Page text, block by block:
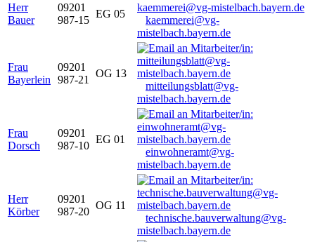
Herr
Bauer
09201
987-15
EG 05
kaemmerei@vg-
mistelbach.bayern.de
Frau
Bayerlein
09201
987-21
OG 13
mitteilungsblatt@vg-
mistelbach.bayern.de
Frau
Dorsch
09201
987-10
EG 01
einwohneramt@vg-
mistelbach.bayern.de
Herr
Körber
09201
987-20
OG 11
technische.bauverwaltung@vg-
mistelbach.bayern.de